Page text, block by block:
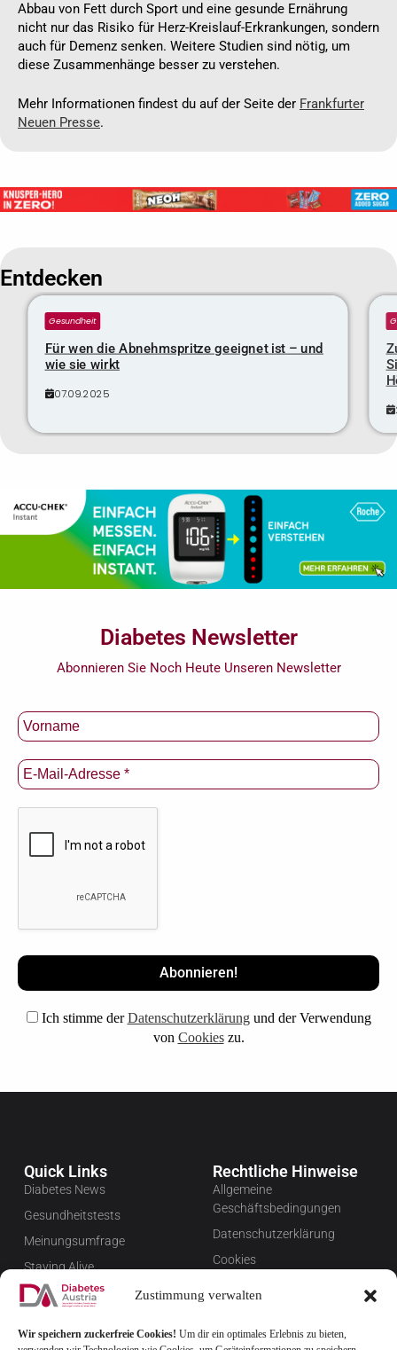
Zustimmung verwalten
Wir speichern zuckerfreie Cookies! Um dir ein optimales Erlebnis zu bieten,
Abbau von Fett durch Sport und eine gesunde Ernährung
nicht nur das Risiko für Herz-Kreislauf-Erkrankungen, sondern
auch für Demenz senken. Weitere Studien sind nötig, um
diese Zusammenhänge besser zu verstehen.
Mehr Informationen findest du auf der Seite der Frankfurter
Neuen Presse.
Entdecken
Gesundheit
Für wen die Abnehmspritze geeignet ist – und
wie sie wirkt
07.09.2025
Diabetes Newsletter
Abonnieren Sie Noch Heute Unseren Newsletter
Ich stimme derDatenschutzerklärungund der Verwendung
von Cookieszu.
Quick Links
Diabetes News
Gesundheitstests
Meinungsumfrage
Staying Alive
Favoriten
Rechtliche Hinweise
Allgemeine
Geschäftsbedingungen
Datenschutzerklärung
Cookies
Newsletter verwalten